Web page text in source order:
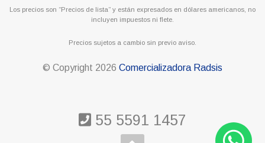
Los precios son “Precios de lista” y están expresados en dólares americanos, no
incluyen impuestos ni flete.
Precios sujetos a cambio sin previo aviso.
© Copyright 2026 Comercializadora Radsis
55 5591 1457